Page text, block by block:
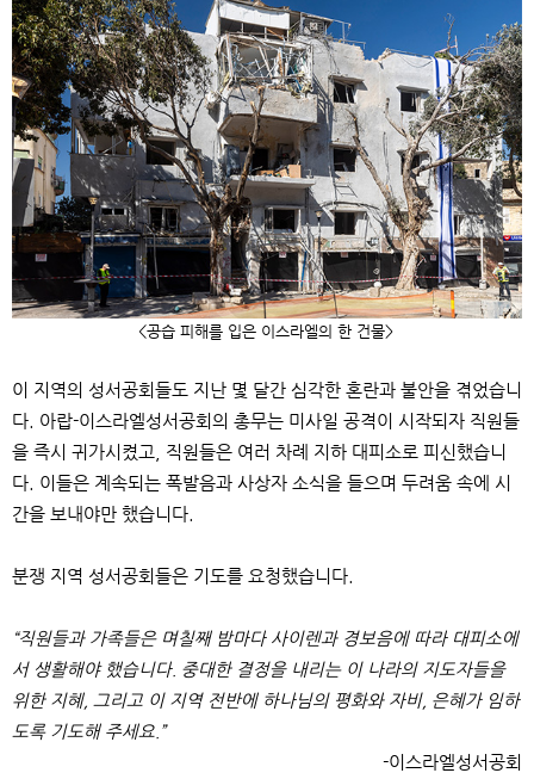
<공습 피해를 입은 이스라엘의 한 건물>
이 지역의 성서공회들도 지난 몇 달간 심각한 혼란과 불안을 겪었습니
다
아랍-이스라엘성서공회의 총무는 미사일 공격이 시작되자 직원들
을 즉시 귀가시켰고
직원들은 여러 차례 지하 대피소로 피신했습니
다
이들은 계속되는 폭발음과 사상자 소식을 들으며 두려움 속에 시
간을 보내야만 했습니다
분쟁 지역 성서공회들은 기도를 요청했습니다
“직원들과 가족들은 며칠째 밤마다 사이렌과 경보음에 따라 대피소에
서 생활해야 했습니다. 중대한 결정을 내리는 이 나라의 지도자들을
위한 지혜, 그리고 이 지역 전반에 하나님의 평화와 자비, 은혜가 임하
도록 기도해 주세요 .”
-이스라엘성서공회